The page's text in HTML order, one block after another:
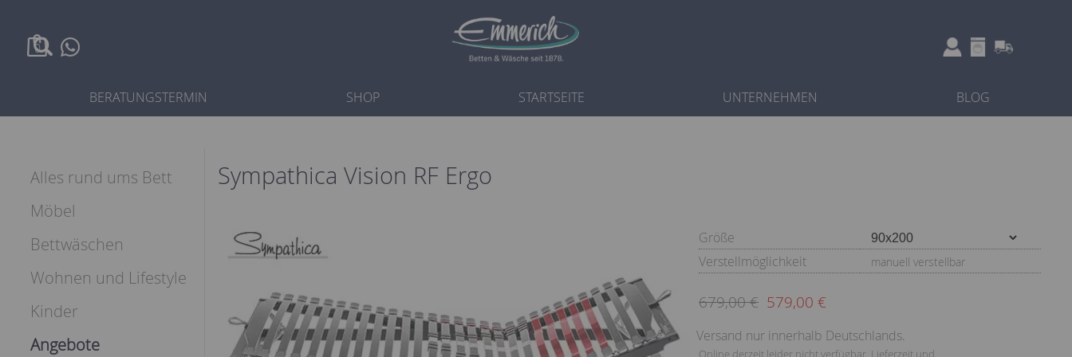
0
BERATUNGSTERMIN SHOP STARTSEITE UNTERNEHMEN BLOG
Alles rund ums Bett
Möbel
Bettwäschen
Wohnen und Lifestyle
Kinder
Angebote
Sympathica Vision RF Ergo
Größe
Verstellmöglichkeit
manuell verstellbar
679,00 € 579,00 €
Versand nur innerhalb Deutschlands.
Online derzeit leider nicht verfügbar, Lieferzeit und